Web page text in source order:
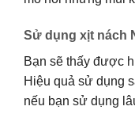
Sử dụng xịt nách
Bạn sẽ thấy được
Hiệu quả sử dụng
nếu bạn sử dụng